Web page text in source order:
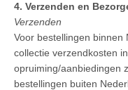
4. Verzenden en
Verzenden
Voor bestellingen binnen
collectie verzendkosten
opruiming/aanbiedingen
bestellingen buiten